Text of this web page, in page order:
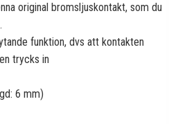
original bromsljuskontakt, som du
funktion, dvs att kontakten
trycks in
6 mm)